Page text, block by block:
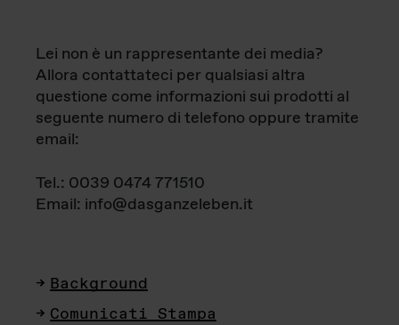
Lei non è un rappresentante dei media?
Allora contattateci per qualsiasi altra
questione come informazioni sui prodotti al
seguente numero di telefono oppure tramite
email:
Tel.: 0039 0474 771510
Email: info@dasganzeleben.it
Background
Comunicati Stampa